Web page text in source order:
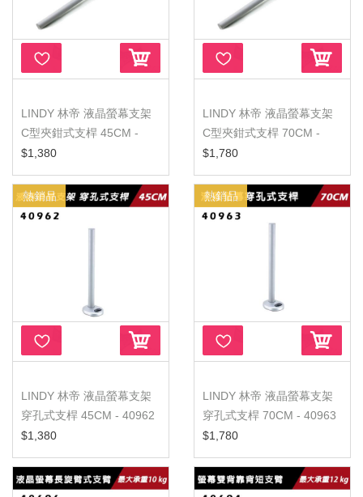
LINDY 林帝 液晶螢幕支架
C型夾鉗式支桿 45CM -
40692...
$1,380
LINDY 林帝 液晶螢幕支架
C型夾鉗式支桿 70CM -
4069...
$1,780
LINDY 林帝 液晶螢幕支架
穿孔式支桿 45CM - 40962
螢...
$1,380
熱銷品
LINDY 林帝 液晶螢幕支架
穿孔式支桿 70CM - 40963
螢...
$1,780
熱銷品